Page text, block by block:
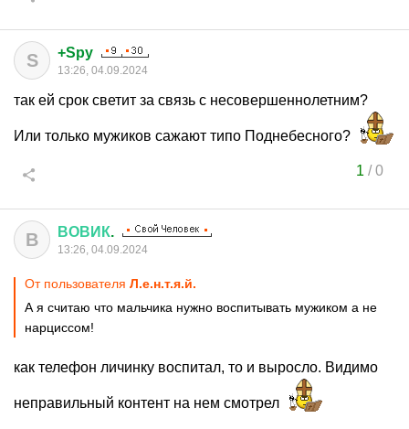
S +Spy
13:26, 04.09.2024
так ей срок светит за связь с несовершеннолетним?
Или только мужиков сажают типо Поднебесного?
1 /0
В ВОВИК.
13:26, 04.09.2024
От пользователя Л.е.н.т.я.й.
А я считаю что мальчика нужно воспитывать мужиком а не
нарциссом!
как телефон личинку воспитал, то и выросло. Видимо
неправильный контент на нем смотрел